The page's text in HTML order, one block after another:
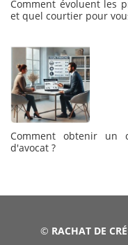
Comment évoluent les
et quel courtier pour
Comment obtenir un
d'avocat ?
© RACHAT DE